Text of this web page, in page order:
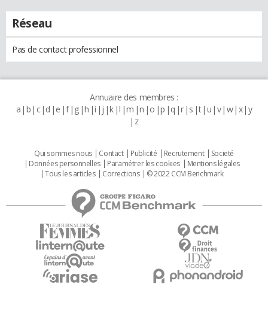
Réseau
Pas de contact professionnel
Annuaire des membres :
a b c d e f g h i j k l m n o p q r s t u v w x y
z
Qui sommes nous Contact Publicité Recrutement
Societé
Données personnelles
Paramétrer les cookies
Mentions légales
Tous les articles
Corrections © 2022 CCM Benchmark